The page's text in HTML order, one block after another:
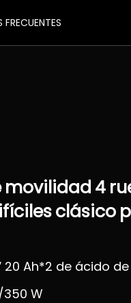
FRECUENTES
movilidad4
clásico
20 Ah*2 de ácido
350 W